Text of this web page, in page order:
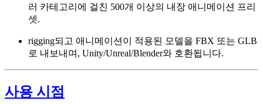
러 카테고리에 걸친 500개 이상의 내장 애니메이션 프리
셋.
rigging되고 애니메이션이 적용된 모델을 FBX 또는 GLB
로 내보내며, Unity/Unreal/Blender와 호환됩니다.
사용 시점